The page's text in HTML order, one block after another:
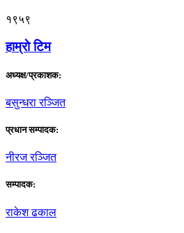
१९५९
हाम्राे टिम
अध्यक्ष/प्रकाशक:
बसुन्धरा रञ्जित
प्रधान सम्पादक:
नीरज रञ्जित
सम्पादक:
राकेश ढकाल